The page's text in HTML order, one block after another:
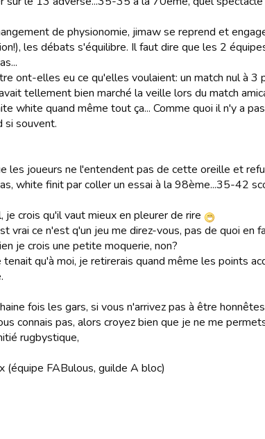
de physionomie, jimaw se reprend et
les débats s'équilibre. Il faut dire que les 2
ont-elles eu ce qu'elles voulaient: un match nul à 3
tellement bien marché la veille lors du match
white quand même tout ça... Comme quoi il n'y a
si souvent.
les joueurs ne l'entendent pas de cette oreille et
white finit par coller un essai à la 98ème...35-42
je crois qu'il vaut mieux en pleurer de rire
vrai ce n'est q'un jeu me direz-vous, pas de quoi en
je crois une petite moquerie, non?
tenait qu'à moi, je retirerais quand même les points
fois les gars, si vous n'arrivez pas à être
connais pas, alors croyez bien que je ne me
rugbystique,
(équipe FABulous, guilde A bloc)